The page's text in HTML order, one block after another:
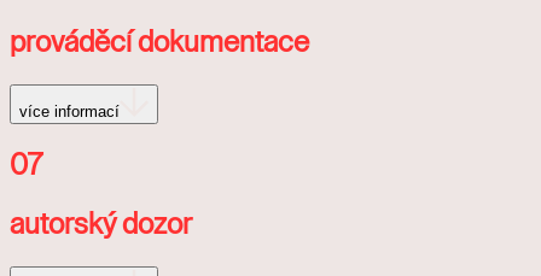
prováděcí dokumentace
více informací
07
autorský dozor